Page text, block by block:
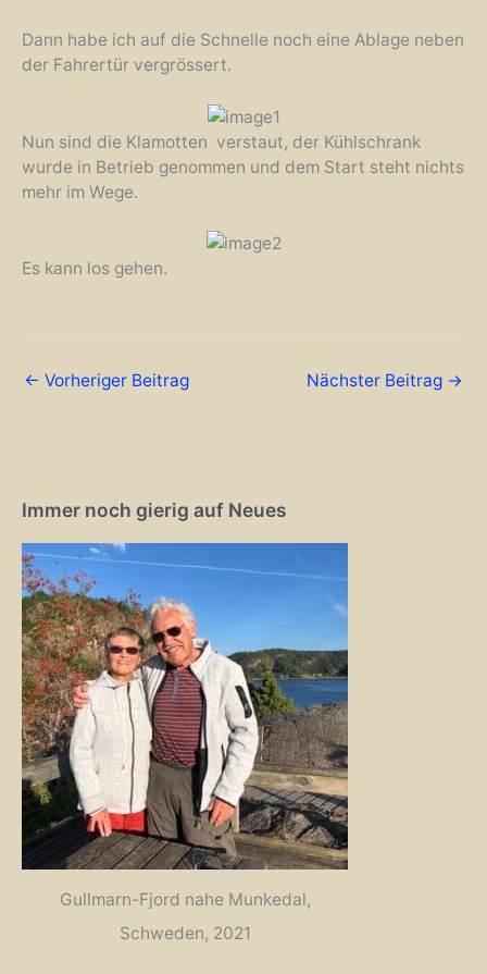
Dann habe ich auf die Schnelle noch eine Ablage neben
der Fahrertür vergrössert.
Nun sind die Klamotten verstaut, der Kühlschrank
wurde in Betrieb genommen und dem Start steht nichts
mehr im Wege.
Es kann los gehen.
← Vorheriger Beitrag Nächster Beitrag →
Immer noch gierig auf Neues
Gullmarn-Fjord nahe Munkedal,
Schweden, 2021